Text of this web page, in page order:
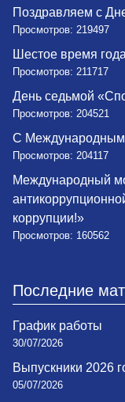
Поздравляем с
Просмотров: 219497
Шестое время года
Просмотров: 211717
День седьмой
Просмотров: 204521
С Международным
Просмотров: 204117
Международный
коррупции!»
Просмотров: 160562
Последние
График работы
30/07/2026
Выпускники 2026
05/07/2026